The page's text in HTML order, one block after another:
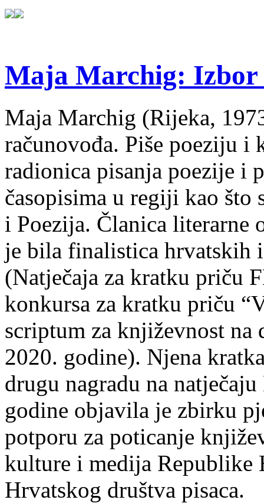
Maja Marchig: Izbor
Maja Marchig (Rijeka,
računovođa. Piše poeziju i
radionica pisanja poezije i
časopisima u regiji kao što
i Poezija. Članica literarne
je bila finalistica hrvatskih
(Natječaja za kratku priču
konkursa za kratku priču
scriptum za književnost na
2020. godine). Njena
drugu nagradu na
godine objavila je zbirku
potporu za poticanje
kulture i medija Republike
Hrvatskog društva pisaca.